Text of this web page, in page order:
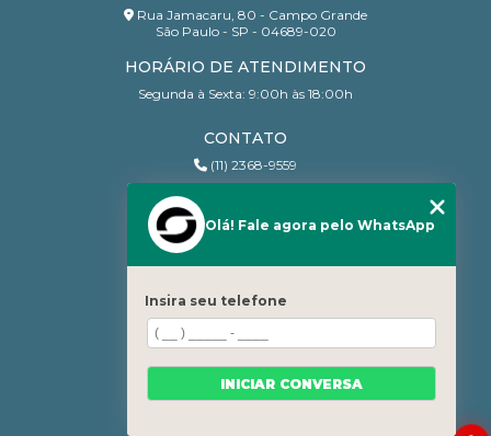
Rua Jamacaru, 80 - Campo Grande
São Paulo - SP - 04689-020
HORÁRIO DE ATENDIMENTO
Segunda à Sexta: 9:00h às 18:00h
CONTATO
(11) 2368-9559
contato@sanchesri.com.br
Quem Somos
Blog
Serviços
Contato
Olá! Fale agora pelo WhatsApp
Insira seu telefone
INICIAR CONVERSA